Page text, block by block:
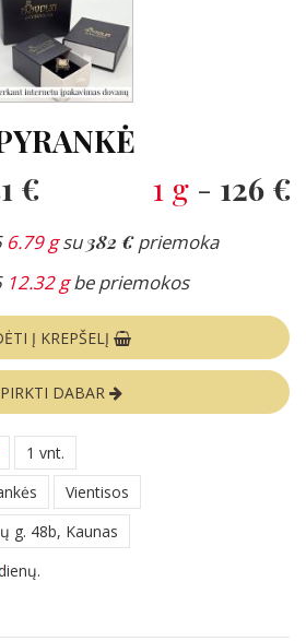
€ 1 g - 126 €
6.79 gsu382 €priemoka
12.32 gbe priemokos
Į KREPŠELĮ
PIRKTI DABAR
1 vnt.
Vientisos
g. 48b, Kaunas